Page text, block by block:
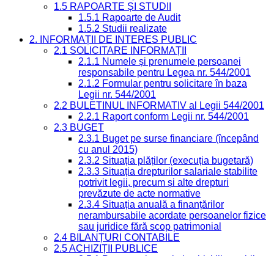
1.5 RAPOARTE ȘI STUDII
1.5.1 Rapoarte de Audit
1.5.2 Studii realizate
2. INFORMAȚII DE INTERES PUBLIC
2.1 SOLICITARE INFORMAȚII
2.1.1 Numele și prenumele persoanei
responsabile pentru Legea nr. 544/2001
2.1.2 Formular pentru solicitare în baza
Legii nr. 544/2001
2.2 BULETINUL INFORMATIV al Legii 544/2001
2.2.1 Raport conform Legii nr. 544/2001
2.3 BUGET
2.3.1 Buget pe surse financiare (începând
cu anul 2015)
2.3.2 Situația plăților (execuția bugetară)
2.3.3 Situația drepturilor salariale stabilite
potrivit legii, precum și alte drepturi
prevăzute de acte normative
2.3.4 Situația anuală a finanțărilor
nerambursabile acordate persoanelor fizice
sau juridice fără scop patrimonial
2.4 BILANȚURI CONTABILE
2.5 ACHIZIȚII PUBLICE